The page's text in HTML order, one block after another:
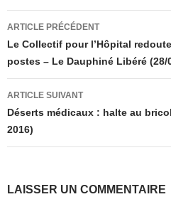
Navigation
des
articles
ARTICLE PRÉCÉDENT
Le Collectif pour l’Hôpital
postes – Le Dauphiné Libéré (28/
ARTICLE SUIVANT
Déserts médicaux : halte au
2016)
LAISSER UN COMMENTAIRE